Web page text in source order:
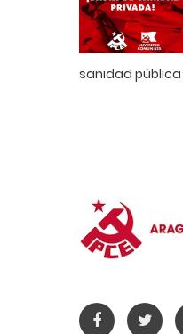
sanidad pública